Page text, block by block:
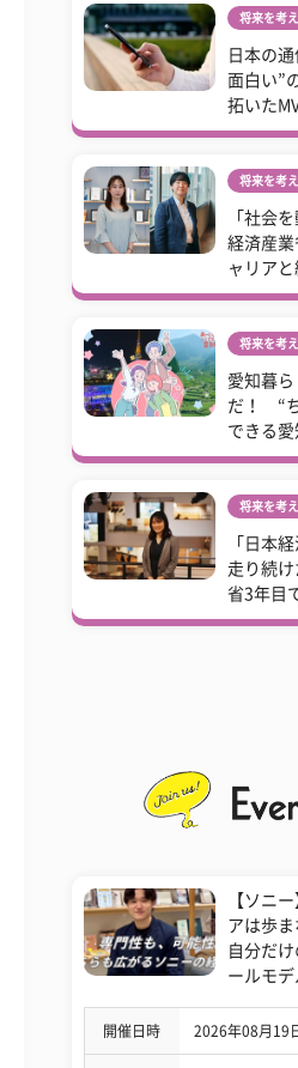
将来を考
日本の
面白い”
拓いた
将来を考
「社会
経済産業
ャリア
将来を考
愛知暮
だ！ “
できる愛
将来を考
「日本
走り続
省3年目
【ソニ
アは歩ま
自分だ
ールモデ
開催日時 2026年08月19